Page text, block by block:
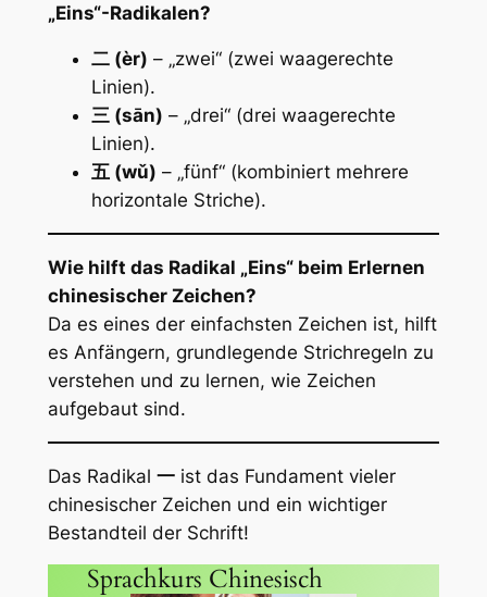
„Eins“-Radikalen?
二 (èr) – „zwei“ (zwei waagerechte
Linien).
三 (sān) – „drei“ (drei waagerechte
Linien).
五 (wǔ) – „fünf“ (kombiniert mehrere
horizontale Striche).
Wie hilft das Radikal „Eins“ beim Erlernen
chinesischer Zeichen?
Da es eines der einfachsten Zeichen ist, hilft
es Anfängern, grundlegende Strichregeln zu
verstehen und zu lernen, wie Zeichen
aufgebaut sind.
Das Radikal 一ist das Fundament vieler
chinesischer Zeichen und ein wichtiger
Bestandteil der Schrift!
Sprachkurs Chinesisch